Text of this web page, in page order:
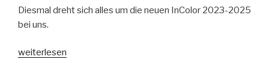
Diesmal dreht sich alles um die neuen InColor 2023-2025
bei uns.
„Blog
weiterlesen